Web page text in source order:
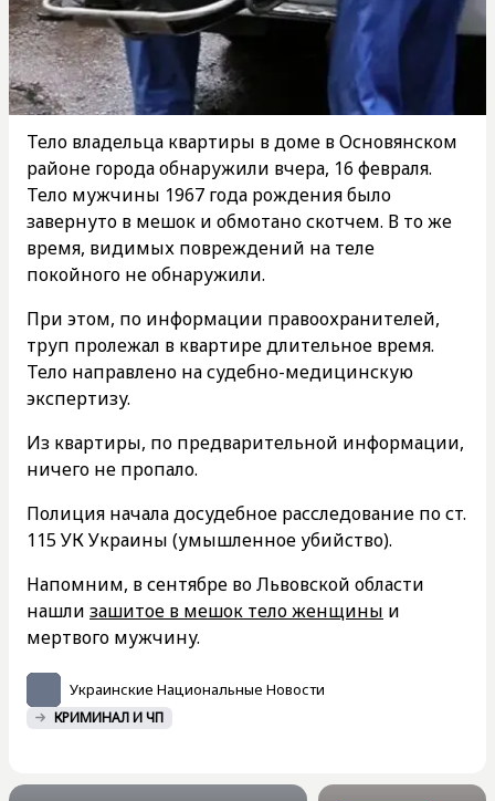
Тело владельца квартиры в доме в Основянском
районе города обнаружили вчера, 16 февраля.
Тело мужчины 1967 года рождения было
завернуто в мешок и обмотано скотчем. В то же
время, видимых повреждений на теле
покойного не обнаружили.
При этом, по информации правоохранителей,
труп пролежал в квартире длительное время.
Тело направлено на судебно-медицинскую
экспертизу.
Из квартиры, по предварительной информации,
ничего не пропало.
Полиция начала досудебное расследование по ст.
115 УК Украины (умышленное убийство).
Напомним, в сентябре во Львовской области
нашли зашитое в мешок тело женщины и
мертвого мужчину.
Украинские Национальные Новости
КРИМИНАЛ И ЧП